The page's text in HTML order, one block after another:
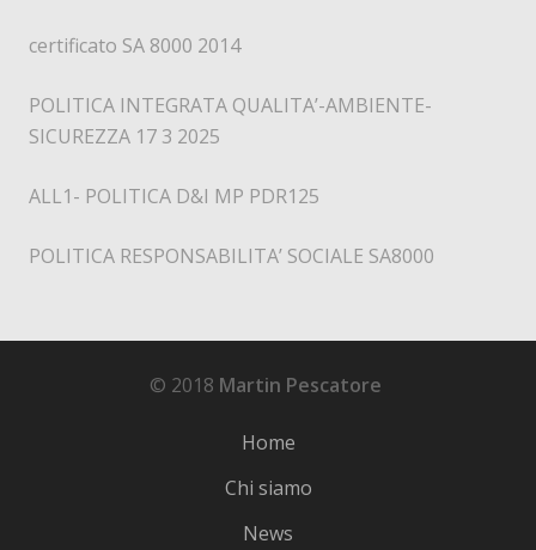
certificato SA 8000 2014
POLITICA INTEGRATA QUALITA’-AMBIENTE-
SICUREZZA 17 3 2025
ALL1- POLITICA D&I MP PDR125
POLITICA RESPONSABILITA’ SOCIALE SA8000
© 2018 Martin Pescatore
Home
Chi siamo
News